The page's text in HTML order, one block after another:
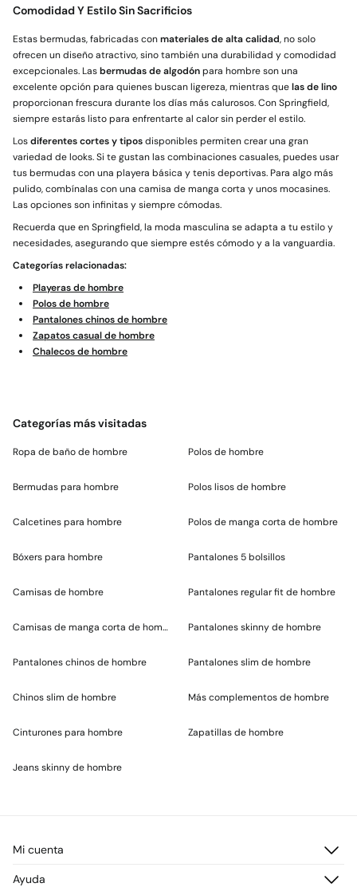
Comodidad Y Estilo Sin Sacrificios
Estas bermudas, fabricadas conmateriales de alta calidad, no solo
ofrecen un diseño atractivo, sino también una durabilidad y comodidad
excepcionales. Lasbermudas de algodónpara hombre son una
excelente opción para quienes buscan ligereza, mientras quelas de lino
proporcionan frescura durante los días más calurosos. Con Springfield,
siempre estarás listo para enfrentarte al calor sin perder el estilo.
Losdiferentes cortes y tiposdisponibles permiten crear una gran
variedad de looks. Si te gustan las combinaciones casuales, puedes usar
tus bermudas con una playera básica y tenis deportivas. Para algo más
pulido, combínalas con una camisa de manga corta y unos mocasines.
Las opciones son infinitas y siempre cómodas.
Recuerda que en Springfield, la moda masculina se adapta a tu estilo y
necesidades, asegurando que siempre estés cómodo y a la vanguardia.
Categorías relacionadas:
Playeras de hombre
Polos de hombre
Pantalones chinos de hombre
Zapatos casual de hombre
Chalecos de hombre
Categorías más visitadas
Ropa de baño de hombre
Bermudas para hombre
Calcetines para hombre
Bóxers para hombre
Camisas de hombre
Camisas de manga corta de hombre
Pantalones chinos de hombre
Chinos slim de hombre
Cinturones para hombre
Jeans skinny de hombre
Polos de hombre
Polos lisos de hombre
Polos de manga corta de hombre
Pantalones 5 bolsillos
Pantalones regular fit de hombre
Pantalones skinny de hombre
Pantalones slim de hombre
Más complementos de hombre
Zapatillas de hombre
Mi cuenta
Ayuda